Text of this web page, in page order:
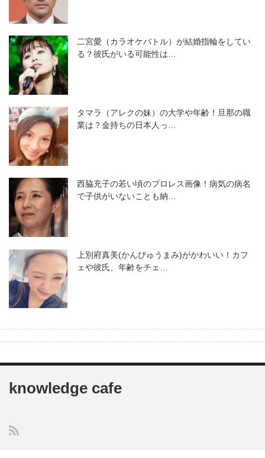
二宮愛（カラオケバトル）が結婚指輪をしてい
る？彼氏がいる可能性は…
タマラ（アレクの妹）の大学や年齢！旦那の職
業は？金持ちの日本人っ…
西脇充子の若い頃のプロレス画像！病気の病名
で子供がいないことも納…
上別府真美(かんびゅうまみ)がかわいい！カフ
ェや彼氏、年齢をチェ…
knowledge cafe